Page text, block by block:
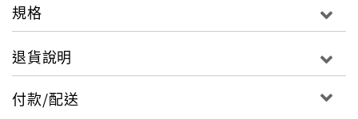
規格
退貨說明
付款/配送